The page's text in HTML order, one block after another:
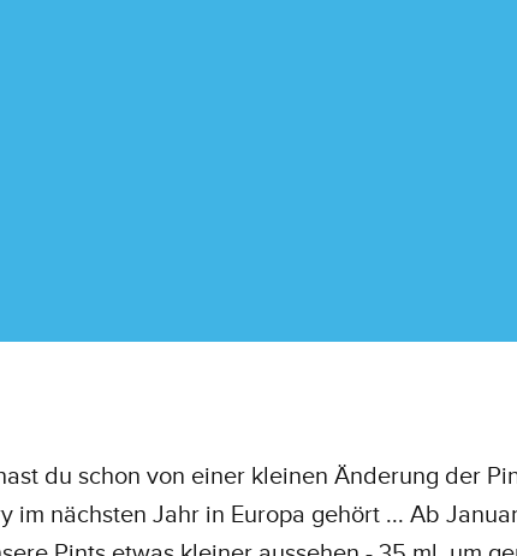
du schon von einer kleinen Änderung der
im nächsten Jahr in Europa gehört ... Ab